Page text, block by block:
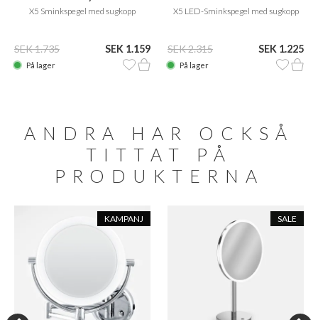
X5 Sminkspegel med sugkopp
SEK 1.735 SEK 1.159
På lager
X5 LED-Sminkspegel med sugkopp
SEK 2.315 SEK 1.225
På lager
ANDRA HAR OCKSÅ
TITTAT PÅ
PRODUKTERNA
KAMPANJ SALE